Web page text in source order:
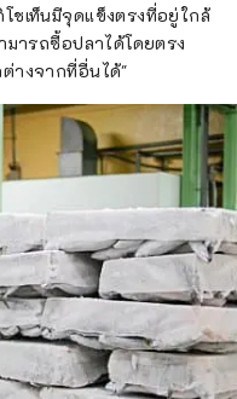
ชเท็นมีจุดแข็งตรงที่อยู่ใกล้
มารถซื้อปลาได้โดยตรง
างจากที่อื่นได้"